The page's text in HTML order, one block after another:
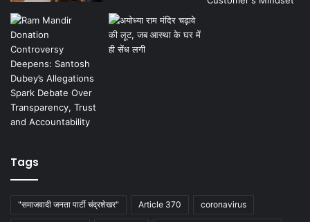
Tags
"समाजवादी जनता पार्टी चंद्रशेखर" Article 370 coronavirus